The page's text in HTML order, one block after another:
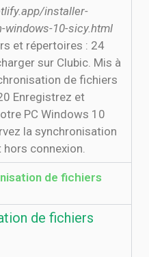
installer-
windows-10-sicy.html
et répertoires : 24
sur Clubic. Mis à
de fichiers
Enregistrez et
PC Windows 10
la synchronisation
connexion.
de fichiers
de fichiers